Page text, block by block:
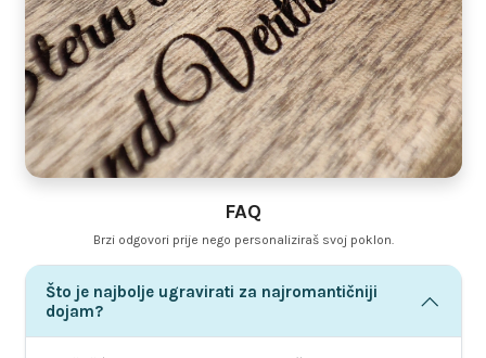
FAQ
Brzi odgovori prije nego personaliziraš svoj poklon.
Što je najbolje ugravirati za najromantičniji
dojam?